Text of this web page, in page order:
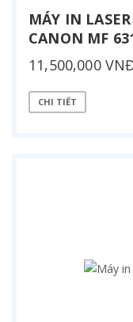
MÁY IN
CANON MF
11,500,000
CHI TIẾT